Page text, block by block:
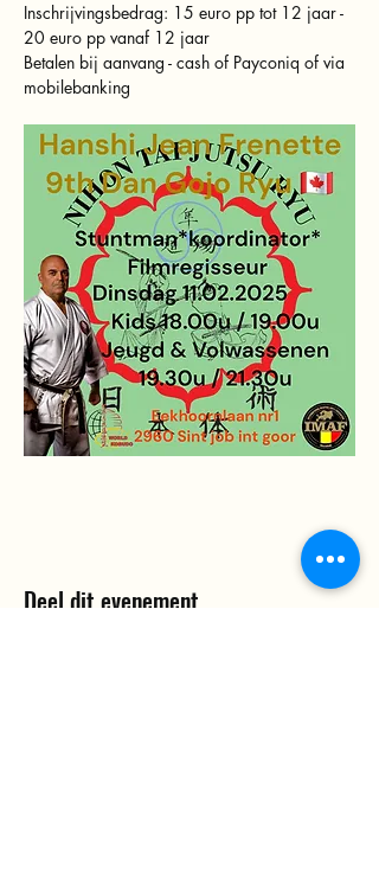
Inschrijvingsbedrag: 15 euro pp tot 12 jaar -
20 euro pp vanaf 12 jaar
Betalen bij aanvang - cash of Payconiq of via
mobilebanking
Deel dit evenement